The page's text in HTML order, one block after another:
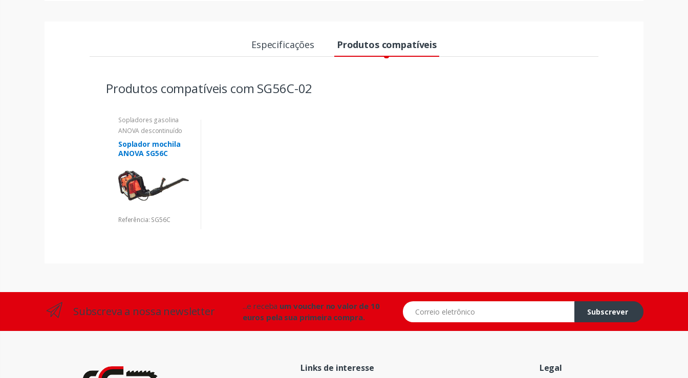
Especificações Produtos compatíveis
Produtos compatíveis com SG56C-02
Sopladores gasolina
ANOVA descontinuído
Soplador mochila
ANOVA SG56C
Referência: SG56C
Subscreva a nossa newsletter ...e receba um voucher no valor de 10
euros pela sua primeira compra.
Correio eletrônico
Subscrever
Links de interesse Legal